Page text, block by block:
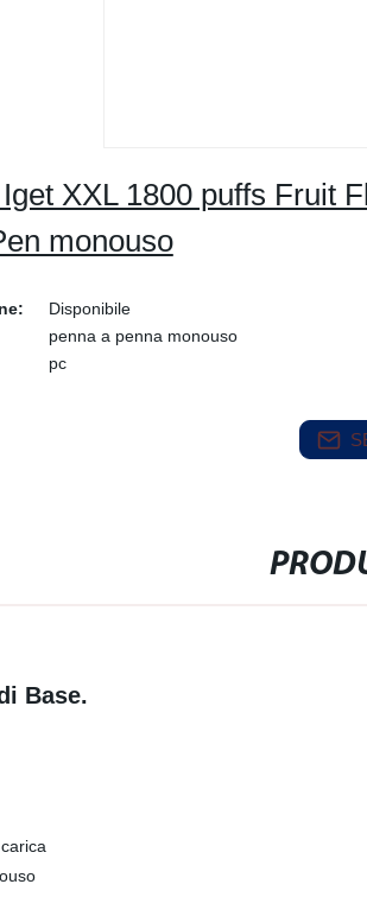
XXL 1800 puffs Fruit
monouso
Disponibile
penna a penna monouso
pc
Base.